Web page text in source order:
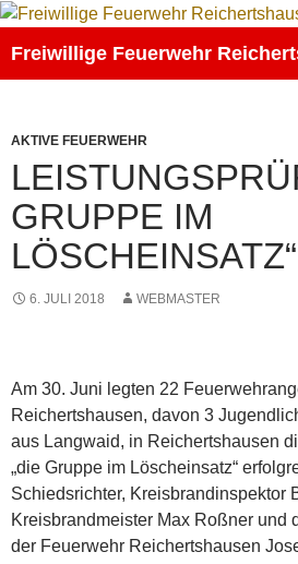
Zum
springen
Freiwillige Feuerwehr
AKTIVE FEUERWEHR
GRUPPE IM
LÖSCHEINSATZ“
6. JULI 2018 WEBMASTER
Am 30. Juni legten 22
Reichertshausen, davon 3
aus Langwaid, in Reichertshausen
„die Gruppe im Löscheinsatz“
Schiedsrichter, Kreisbrandinspektor
Kreisbrandmeister Max Roßner und
der Feuerwehr Reichertshausen